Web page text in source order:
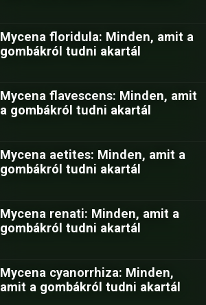
Mycena floridula: Minden, amit a
gombákról tudni akartál
Mycena flavescens: Minden, amit
a gombákról tudni akartál
Mycena aetites: Minden, amit a
gombákról tudni akartál
Mycena renati: Minden, amit a
gombákról tudni akartál
Mycena cyanorrhiza: Minden,
amit a gombákról tudni akartál